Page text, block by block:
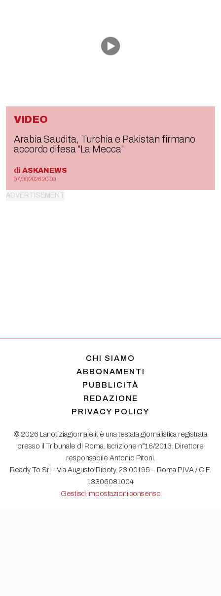
VIDEO
Arabia Saudita, Turchia e Pakistan firmano
accordo difesa “La Mecca”
di ASKANEWS
07/08/2026 20:00
CHI SIAMO
ABBONAMENTI
PUBBLICITÀ
REDAZIONE
PRIVACY POLICY
© 2026 Lanotiziagiornale.it è una testata giornalistica registrata
presso il Tribunale di Roma. Iscrizione n°16/2013. Direttore
responsabile Antonio Pitoni.
Ready To Srl - Via Augusto Riboty, 23 00195 – Roma P.IVA / C.F.
13306081004
Gestisci impostazioni consenso